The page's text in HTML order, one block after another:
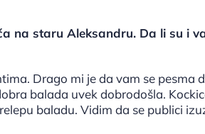
na staru Aleksandru. Da li su i
Drago mi je da vam se pesma
balada uvek dobrodošla.
baladu. Vidim da se publici